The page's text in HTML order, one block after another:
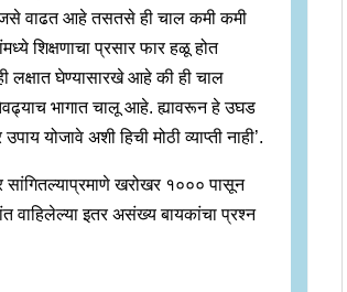
वाढत आहे तसतसे ही चाल कमी कमी
शिक्षणाचा प्रसार फार हळू होत
लक्षात घेण्यासारखे आहे की ही चाल
भागात चालू आहे. ह्यावरून हे उघड
योजावे अशी हिची मोठी व्याप्ती नाही’.
सांगितल्याप्रमाणे खरोखर १००० पासून
वाहिलेल्या इतर असंख्य बायकांचा प्रश्न